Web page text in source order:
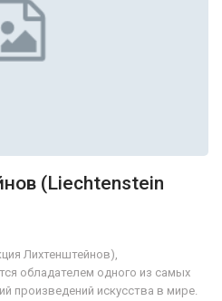
(Liechtenstein
Лихтенштейнов),
обладателем одного из самых
произведений искусства в мире.